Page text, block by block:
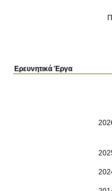
Ερευνητικά Έργα